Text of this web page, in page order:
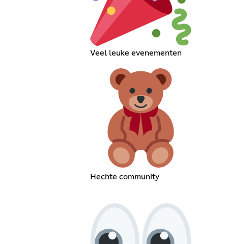
Veel leuke evenementen
Hechte community